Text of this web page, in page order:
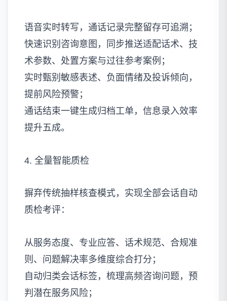
语音实时转写，通话记录完整留存可追溯；
快速识别咨询意图，同步推送适配话术、技
术参数、处置方案与过往参考案例；
实时甄别敏感表述、负面情绪及投诉倾向，
提前风险预警；
通话结束一键生成归档工单，信息录入效率
提升五成。
4. 全量智能质检
摒弃传统抽样核查模式，实现全部会话自动
质检考评：
从服务态度、专业应答、话术规范、合规准
则、问题解决率多维度综合打分；
自动归类会话标签，梳理高频咨询问题，预
判潜在服务风险；